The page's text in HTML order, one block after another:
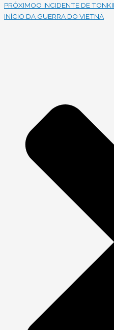
PRÓXIMOO INCIDENTE DE
INÍCIO DA GUERRA DO VIETNÃ